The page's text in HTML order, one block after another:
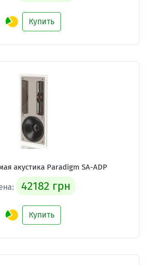
Купить
акустика Paradigm SA-ADP
42182 грн
Купить